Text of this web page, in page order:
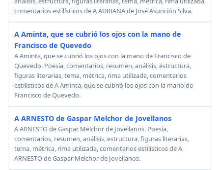
comentarios estilísticos de A ADRIANA de José Asunción Silva.
A Aminta, que se cubrió los ojos con la mano de
Francisco de Quevedo
A Aminta, que se cubrió los ojos con la mano de Francisco de
Quevedo. Poesía, comentarios, resumen, análisis, estructura,
figuras literarias, tema, métrica, rima utilizada, comentarios
estilísticos de A Aminta, que se cubrió los ojos con la mano de
Francisco de Quevedo.
A ARNESTO de Gaspar Melchor de Jovellanos
A ARNESTO de Gaspar Melchor de Jovellanos. Poesía,
comentarios, resumen, análisis, estructura, figuras literarias,
tema, métrica, rima utilizada, comentarios estilísticos de A
ARNESTO de Gaspar Melchor de Jovellanos.